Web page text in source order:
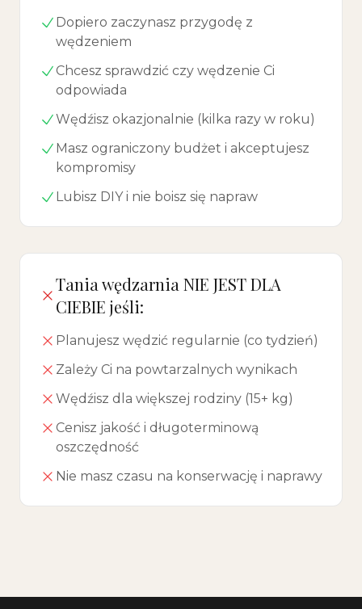
Dopiero zaczynasz przygodę z
wędzeniem
Chcesz sprawdzić czy wędzenie Ci
odpowiada
Wędźisz okazjonalnie (kilka razy w roku)
Masz ograniczony budżet i akceptujesz
kompromisy
Lubisz DIY i nie boisz się napraw
Tania wędzarnia NIE JEST DLA
CIEBIE jeśli:
Planujesz wędzić regularnie (co tydzień)
Zależy Ci na powtarzalnych wynikach
Wędźisz dla większej rodziny (15+ kg)
Cenisz jakość i długoterminową
oszczędność
Nie masz czasu na konserwację i naprawy